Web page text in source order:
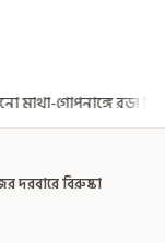
অসমে
দরবারে বিরুষ্কা